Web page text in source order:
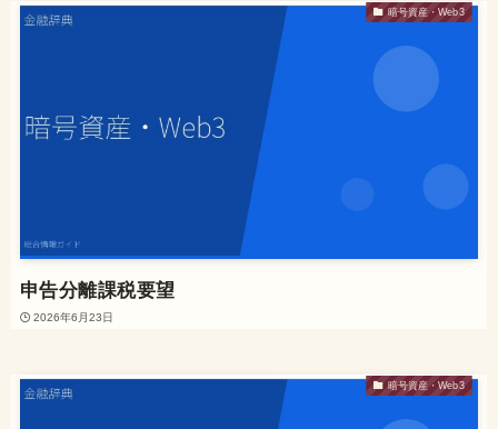
暗号資産・Web3
申告分離課税要望
2026年6月23日
暗号資産・Web3